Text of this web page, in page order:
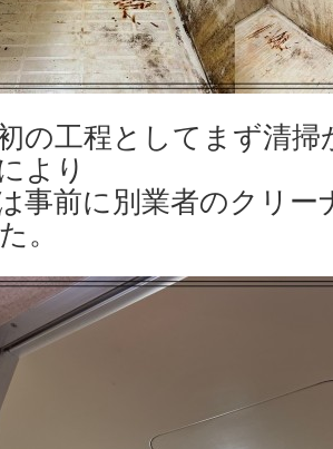
の工程としてまず清
より
事前に別業者のクリ
。